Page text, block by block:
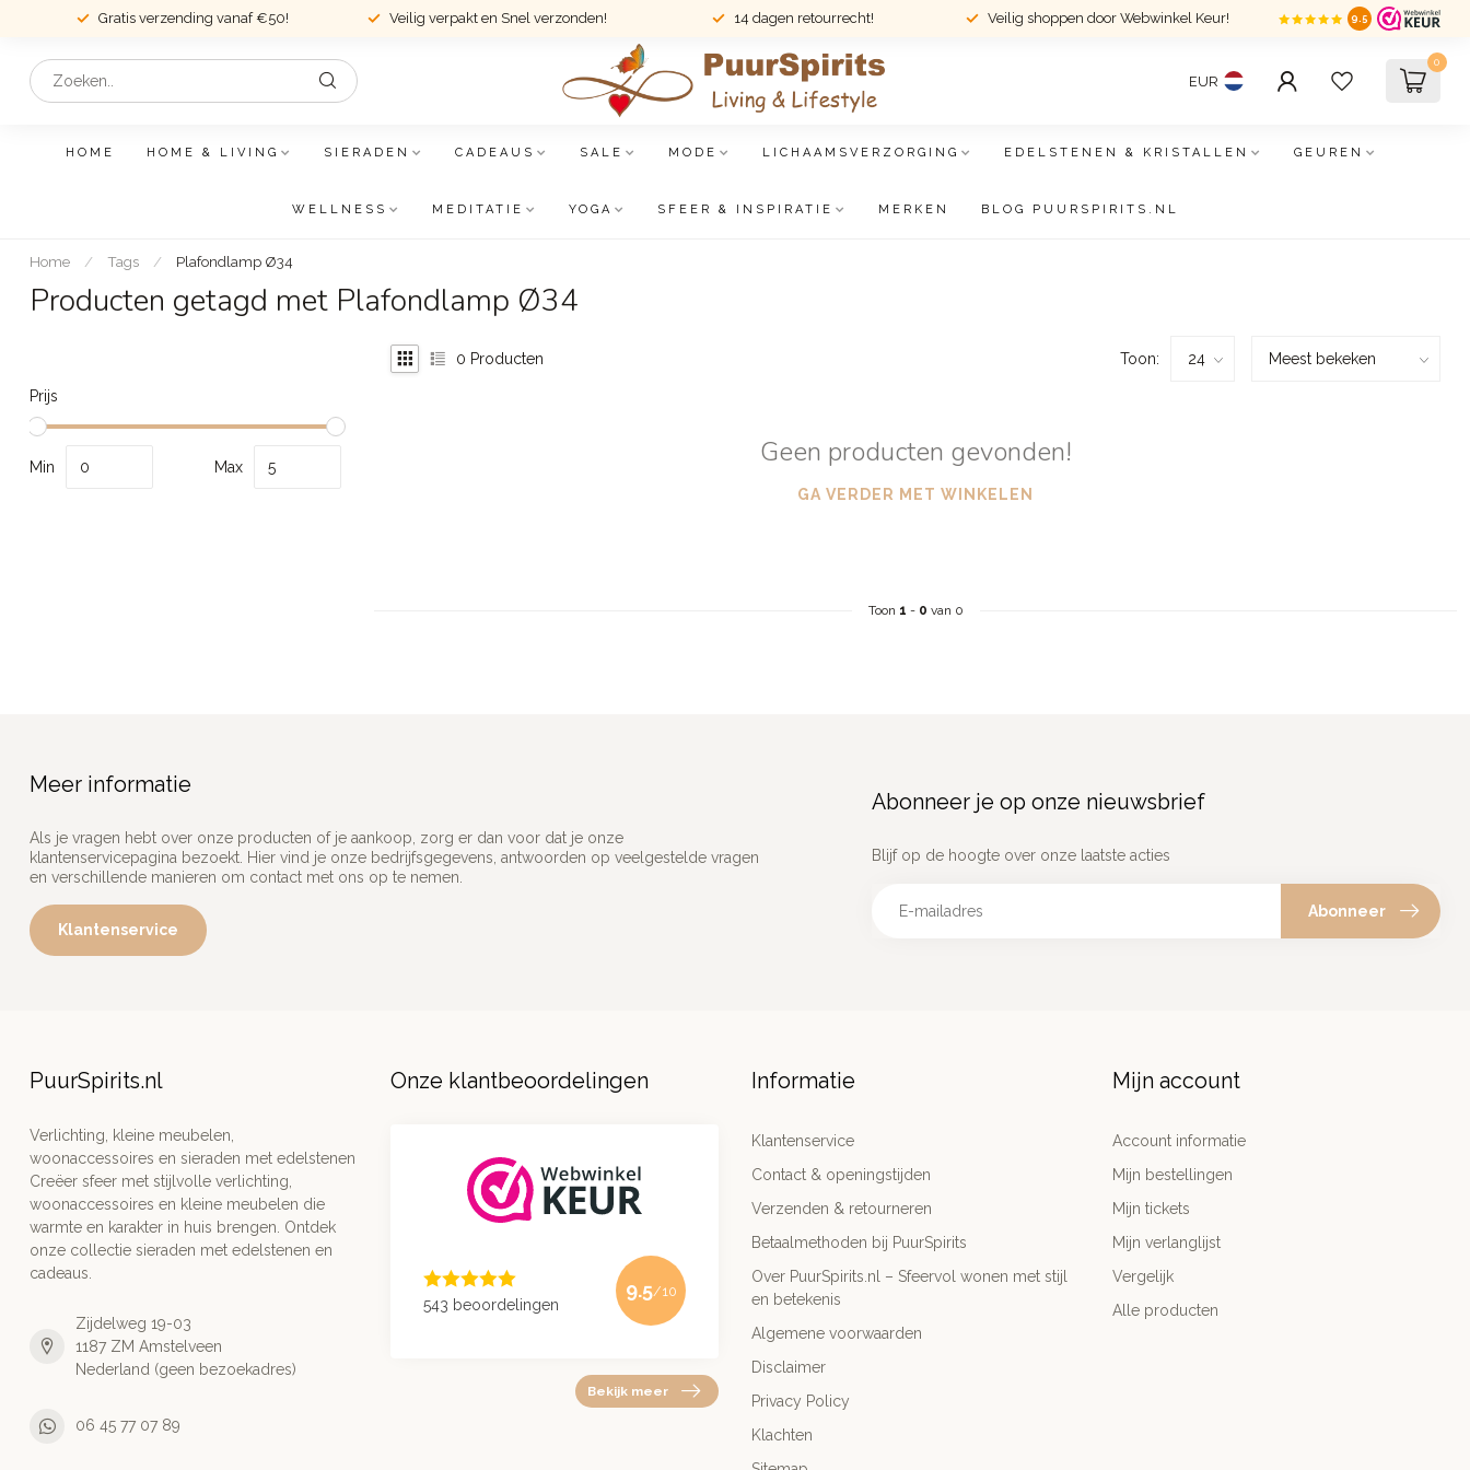
Gratis verzending vanaf €50! Veilig verpakt en Snel verzonden! 14 dagen retourrecht! Veilig shoppen door Webwinkel Keur! 9.5
EUR
0
HOME HOME & LIVING SIERADEN CADEAUS SALE MODE LICHAAMSVERZORGING EDELSTENEN & KRISTALLEN GEUREN
WELLNESS MEDITATIE YOGA SFEER & INSPIRATIE MERKEN BLOG PUURSPIRITS.NL
Home / Tags / Plafondlamp Ø34
Producten getagd met Plafondlamp Ø34
Prijs
Min Max
0 Producten Toon:
Geen producten gevonden!
GA VERDER MET WINKELEN
Toon 1 - 0 van 0
Meer informatie
Als je vragen hebt over onze producten of je aankoop, zorg er dan voor dat je onze
klantenservicepagina bezoekt. Hier vind je onze bedrijfsgegevens, antwoorden op veelgestelde vragen
en verschillende manieren om contact met ons op te nemen.
Klantenservice
Abonneer je op onze nieuwsbrief
Blijf op de hoogte over onze laatste acties
Abonneer
PuurSpirits.nl
Verlichting, kleine meubelen,
woonaccessoires en sieraden met edelstenen
Creëer sfeer met stijlvolle verlichting,
woonaccessoires en kleine meubelen die
warmte en karakter in huis brengen. Ontdek
onze collectie sieraden met edelstenen en
cadeaus.
Zijdelweg 19-03
1187 ZM Amstelveen
Nederland (geen bezoekadres)
06 45 77 07 89
Onze klantbeoordelingen
543 beoordelingen
9.5/10
Bekijk meer
Informatie
Klantenservice
Contact & openingstijden
Verzenden & retourneren
Betaalmethoden bij PuurSpirits
Over PuurSpirits.nl – Sfeervol wonen met stijl
en betekenis
Algemene voorwaarden
Disclaimer
Privacy Policy
Klachten
Mijn account
Account informatie
Mijn bestellingen
Mijn tickets
Mijn verlanglijst
Vergelijk
Alle producten